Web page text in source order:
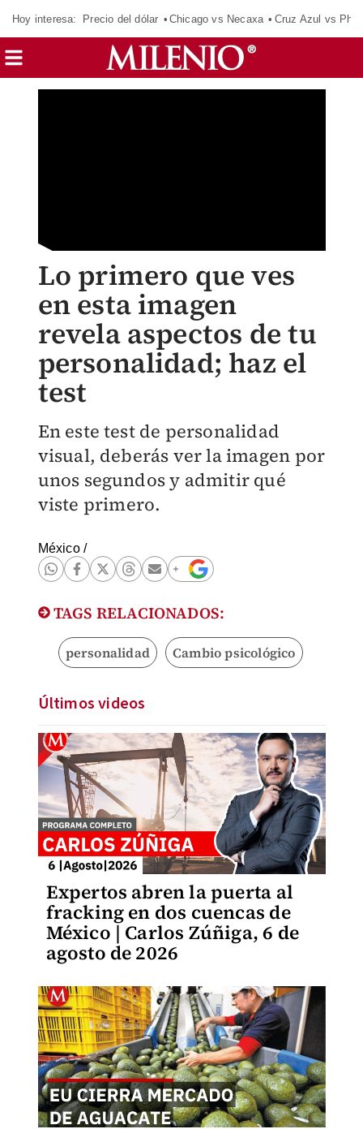
Hoy interesa: Precio del dólar Chicago vs Necaxa Cruz Azul vs
Lo primero que ves
en esta imagen
revela aspectos de tu
personalidad; haz el
test
En este test de personalidad
visual, deberás ver la imagen por
unos segundos y admitir qué
viste primero.
México/
TAGS RELACIONADOS:
personalidad Cambio psicológico
Últimos videos
Expertos abren la puerta al
fracking en dos cuencas de
México | Carlos Zúñiga, 6 de
agosto de 2026